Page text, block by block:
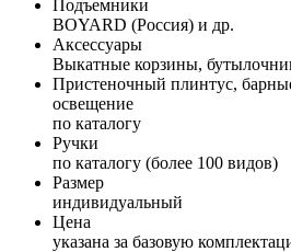
Подъемники
BOYARD (Россия) и др.
Аксессуары
Выкатные корзины,
Пристеночный плинтус,
освещение
по каталогу
Ручки
по каталогу (более 100 видов)
Размер
индивидуальный
Цена
указана за базовую